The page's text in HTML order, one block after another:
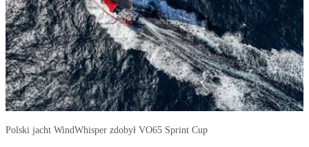
Polski jacht WindWhisper zdobył VO65 Sprint Cup